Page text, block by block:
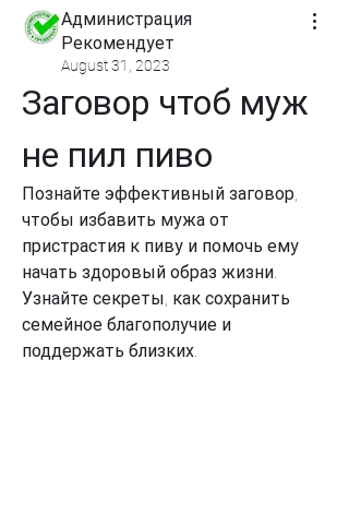
Администрация
Рекомендует
August 31, 2023
Заговор чтоб муж
не пил пиво
Познайте эффективный заговор,
чтобы избавить мужа от
пристрастия к пиву и помочь ему
начать здоровый образ жизни.
Узнайте секреты, как сохранить
семейное благополучие и
поддержать близких.